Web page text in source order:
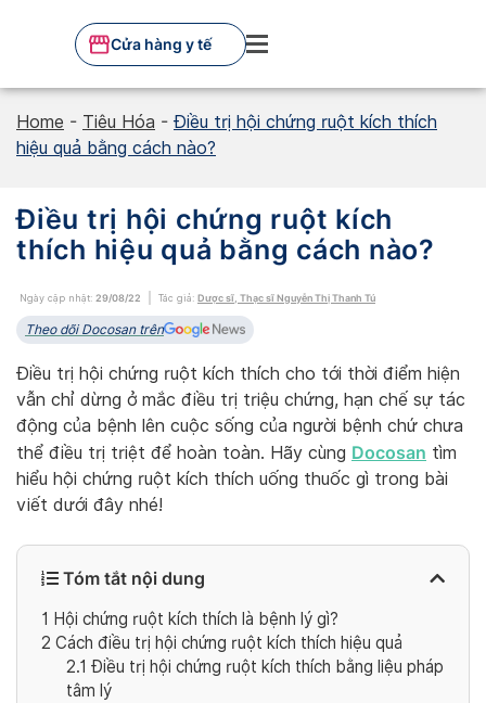
Cửa hàng y tế
Home - Tiêu Hóa - Điều trị hội chứng ruột kích thích
hiệu quả bằng cách nào?
Điều trị hội chứng ruột kích
thích hiệu quả bằng cách nào?
Ngày cập nhật: 29/08/22 Tác giả: Dược sĩ, Thạc sĩ Nguyễn Thị Thanh Tú
Theo dõi Docosan trên
Điều trị hội chứng ruột kích thích cho tới thời điểm hiện
vẫn chỉ dừng ở mắc điều trị triệu chứng, hạn chế sự tác
động của bệnh lên cuộc sống của người bệnh chứ chưa
thể điều trị triệt để hoàn toàn. Hãy cùng Docosan tìm
hiểu hội chứng ruột kích thích uống thuốc gì trong bài
viết dưới đây nhé!
Tóm tắt nội dung
1 Hội chứng ruột kích thích là bệnh lý gì?
2 Cách điều trị hội chứng ruột kích thích hiệu quả
2.1 Điều trị hội chứng ruột kích thích bằng liệu pháp
tâm lý